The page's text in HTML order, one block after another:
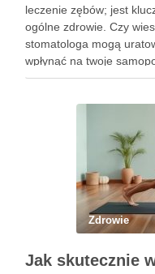
leczenie zębów; jest
ogólne zdrowie. Czy
stomatologa mogą
wpłynąć na twoje
ten zajmuje się
Zdrowie